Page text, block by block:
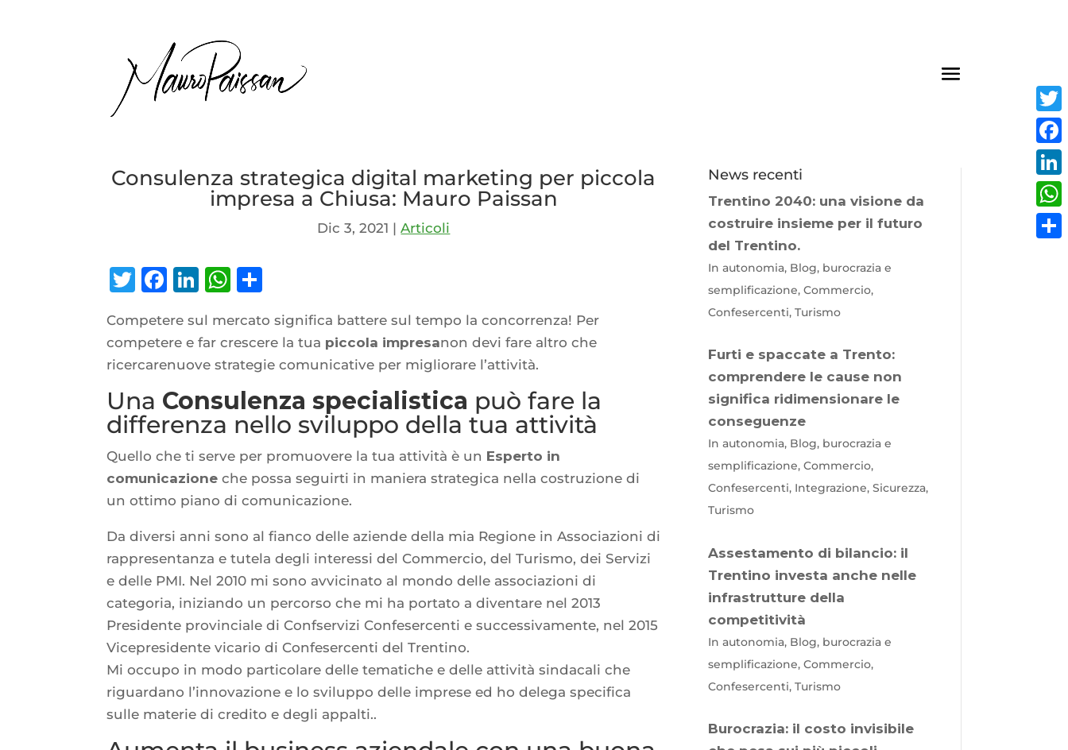
Consulenza strategica digital marketing per piccola
impresa a Chiusa: Mauro Paissan
Dic 3, 2021 |Articoli
Twitter
Facebook
LinkedIn
WhatsApp
Competere sul mercato significa battere sul tempo la concorrenza! Per
competere e far crescere la tua piccola impresanon devi fare altro che
ricercarenuove strategie comunicative per migliorare l’attività.
Una Consulenza specialistica può fare la
differenza nello sviluppo della tua attività
Quello che ti serve per promuovere la tua attività è un Esperto in
comunicazione che possa seguirti in maniera strategica nella costruzione di
un ottimo piano di comunicazione.
Da diversi anni sono al fianco delle aziende della mia Regione in Associazioni di
rappresentanza e tutela degli interessi del Commercio, del Turismo, dei Servizi
e delle PMI. Nel 2010 mi sono avvicinato al mondo delle associazioni di
categoria, iniziando un percorso che mi ha portato a diventare nel 2013
Presidente provinciale di Confservizi Confesercenti e successivamente, nel 2015
Vicepresidente vicario di Confesercenti del Trentino.
Mi occupo in modo particolare delle tematiche e delle attività sindacali che
riguardano l’innovazione e lo sviluppo delle imprese ed ho delega specifica
sulle materie di credito e degli appalti..
News recenti
Trentino 2040: una visione da
costruire insieme per il futuro
del Trentino.
In autonomia, Blog, burocrazia e
semplificazione, Commercio,
Confesercenti, Turismo
Furti e spaccate a Trento:
comprendere le cause non
significa ridimensionare le
conseguenze
In autonomia, Blog, burocrazia e
semplificazione, Commercio,
Confesercenti, Integrazione, Sicurezza,
Turismo
Assestamento di bilancio: il
Trentino investa anche nelle
infrastrutture della
competitività
In autonomia, Blog, burocrazia e
semplificazione, Commercio,
Confesercenti, Turismo
Burocrazia: il costo invisibile